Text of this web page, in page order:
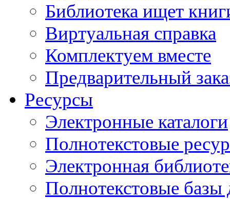
Библиотека ищет
Виртуальная справка
Комплектуем вместе
Предварительный
Ресурсы
Электронные каталоги
Полнотекстовые
Электронная
Полнотекстовые